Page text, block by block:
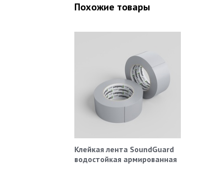
Похожие товары
Клейкая лента SoundGuard
водостойкая армированная